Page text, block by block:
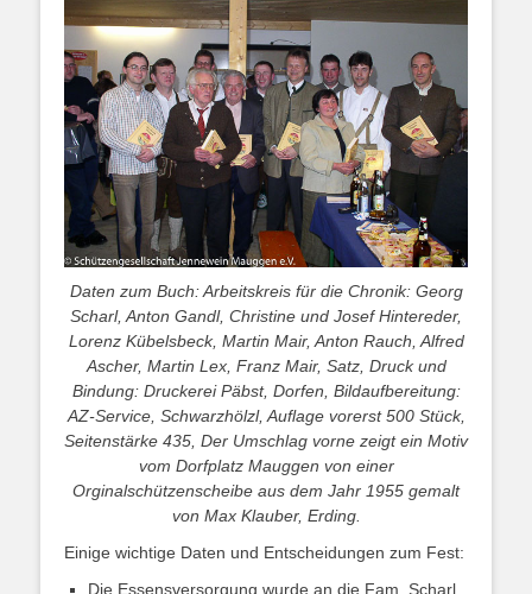
Daten zum Buch: Arbeitskreis für die Chronik: Georg
Scharl, Anton Gandl, Christine und Josef Hintereder,
Lorenz Kübelsbeck, Martin Mair, Anton Rauch, Alfred
Ascher, Martin Lex, Franz Mair, Satz, Druck und
Bindung: Druckerei Päbst, Dorfen, Bildaufbereitung:
AZ-Service, Schwarzhölzl, Auflage vorerst 500 Stück,
Seitenstärke 435, Der Umschlag vorne zeigt ein Motiv
vom Dorfplatz Mauggen von einer
Orginalschützenscheibe aus dem Jahr 1955 gemalt
von Max Klauber, Erding.
Einige wichtige Daten und Entscheidungen zum Fest:
Die Essensversorgung wurde an die Fam. Scharl